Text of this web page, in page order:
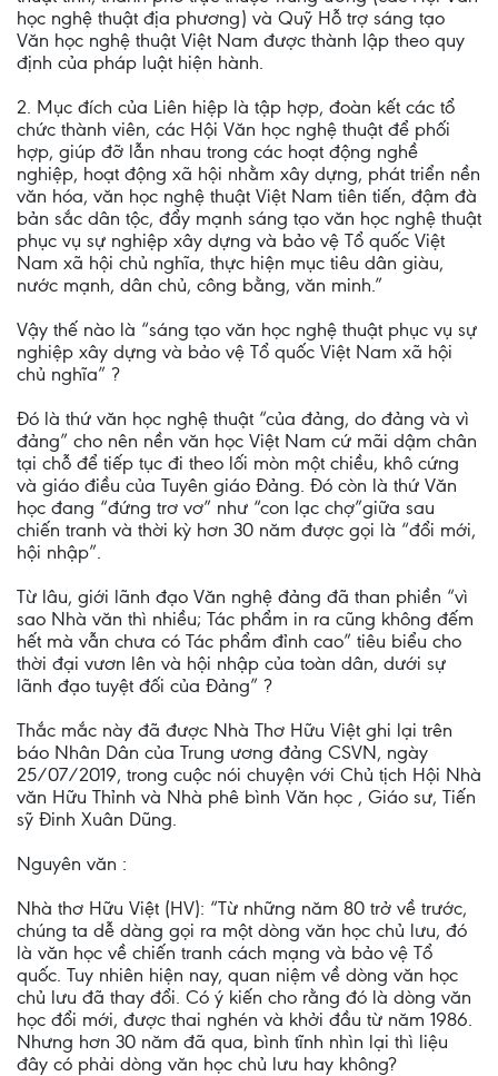
học nghệ thuật địa phương) và Quỹ Hỗ trợ sáng tạo
Văn học nghệ thuật Việt Nam được thành lập theo quy
định của pháp luật hiện hành.
2. Mục đích của Liên hiệp là tập hợp, đoàn kết các tổ
chức thành viên, các Hội Văn học nghệ thuật để phối
hợp, giúp đỡ lẫn nhau trong các hoạt động nghề
nghiệp, hoạt động xã hội nhằm xây dựng, phát triển nền
văn hóa, văn học nghệ thuật Việt Nam tiên tiến, đậm đà
bản sắc dân tộc, đẩy mạnh sáng tạo văn học nghệ thuật
phục vụ sự nghiệp xây dựng và bảo vệ Tổ quốc Việt
Nam xã hội chủ nghĩa, thực hiện mục tiêu dân giàu,
nước mạnh, dân chủ, công bằng, văn minh.”
Vậy thế nào là “sáng tạo văn học nghệ thuật phục vụ sự
nghiệp xây dựng và bảo vệ Tổ quốc Việt Nam xã hội
chủ nghĩa” ?
Đó là thứ văn học nghệ thuật “của đảng, do đảng và vì
đảng” cho nên nền văn học Việt Nam cứ mãi dậm chân
tại chỗ để tiếp tục đi theo lối mòn một chiều, khô cứng
và giáo điều của Tuyên giáo Đảng. Đó còn là thứ Văn
học đang “đứng trơ vơ” như “con lạc chợ”giữa sau
chiến tranh và thời kỳ hơn 30 năm được gọi là “đổi mới,
hội nhập”.
Từ lâu, giới lãnh đạo Văn nghệ đảng đã than phiền “vì
sao Nhà văn thì nhiều; Tác phẩm in ra cũng không đếm
hết mà vẫn chưa có Tác phẩm đỉnh cao” tiêu biểu cho
thời đại vươn lên và hội nhập của toàn dân, dưới sự
lãnh đạo tuyệt đối của Đảng” ?
Thắc mắc này đã được Nhà Thơ Hữu Việt ghi lại trên
báo Nhân Dân của Trung ương đảng CSVN, ngày
25/07/2019, trong cuộc nói chuyện với Chủ tịch Hội Nhà
văn Hữu Thỉnh và Nhà phê bình Văn học , Giáo sư, Tiến
sỹ Đinh Xuân Dũng.
Nguyên văn :
Nhà thơ Hữu Việt (HV): “Từ những năm 80 trở về trước,
chúng ta dễ dàng gọi ra một dòng văn học chủ lưu, đó
là văn học về chiến tranh cách mạng và bảo vệ Tổ
quốc. Tuy nhiên hiện nay, quan niệm về dòng văn học
chủ lưu đã thay đổi. Có ý kiến cho rằng đó là dòng văn
học đổi mới, được thai nghén và khởi đầu từ năm 1986.
Nhưng hơn 30 năm đã qua, bình tĩnh nhìn lại thì liệu
đây có phải dòng văn học chủ lưu hay không?